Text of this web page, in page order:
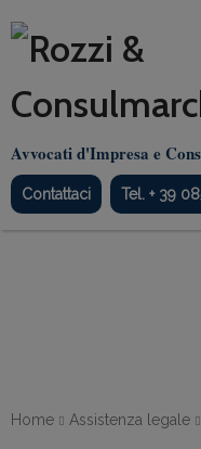
Avvocati d'Impresa e
Contattaci Tel. + 39
Home Assistenza legale